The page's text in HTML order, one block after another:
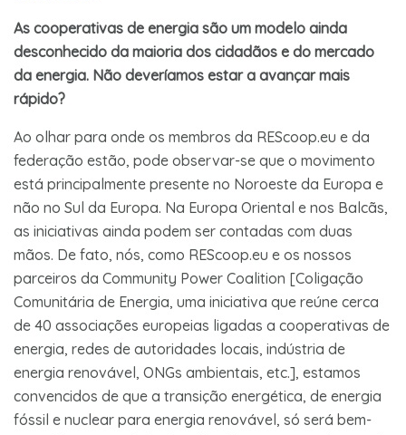
As cooperativas de energia são um modelo ainda
desconhecido da maioria dos cidadãos e do mercado
da energia. Não deveríamos estar a avançar mais
rápido?
Ao olhar para onde os membros da REScoop.eu e da
federação estão, pode observar-se que o movimento
está principalmente presente no Noroeste da Europa e
não no Sul da Europa. Na Europa Oriental e nos Balcãs,
as iniciativas ainda podem ser contadas com duas
mãos. De fato, nós, como REScoop.eu e os nossos
parceiros da Community Power Coalition [Coligação
Comunitária de Energia, uma iniciativa que reúne cerca
de 40 associações europeias ligadas a cooperativas de
energia, redes de autoridades locais, indústria de
energia renovável, ONGs ambientais, etc.], estamos
convencidos de que a transição energética, de energia
fóssil e nuclear para energia renovável, só será bem-